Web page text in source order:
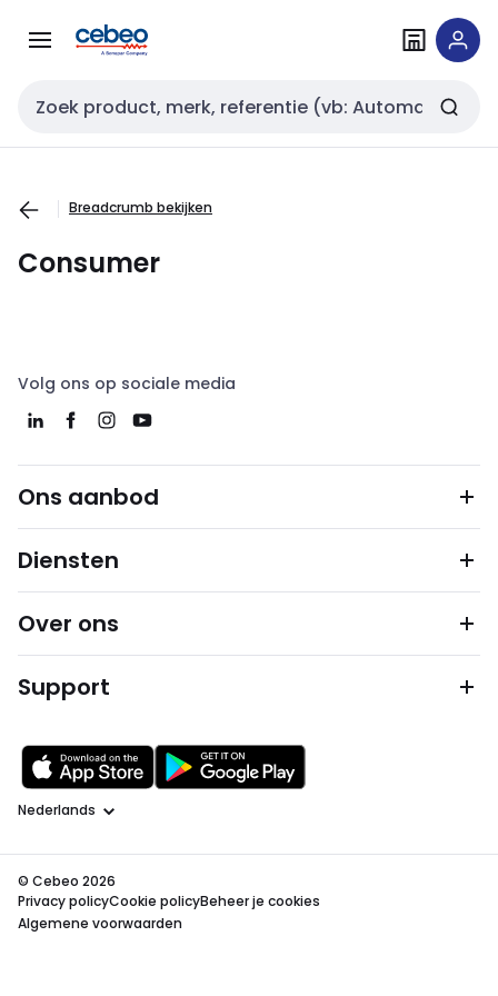
naar
naar
Zoekveld invoer
Breadcrumb bekijken
Consumer
Volg ons op sociale media
Ons aanbod
Diensten
Over ons
Support
Taal
© Cebeo 2026
Privacy policyCookie policyBeheer je cookies
Algemene voorwaarden